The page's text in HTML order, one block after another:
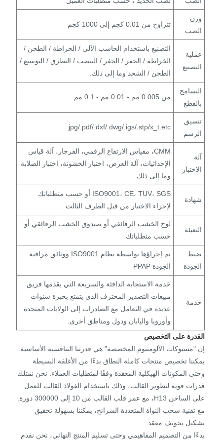
وزن
الصب
تتراوح من 0.01 كجم إلى 1000 كجم
عملية
التصنيع
التصنيع باستخدام الحاسب الآلي / الخراطة / الطحن /
الخراطة / الحفر / الحفر / التنصت / التطرق / التوسيع /
​​الطحن / الشحذ وما إلى ذلك.
التسامح
بالقطع
من 0.005 مم - 0.01 مم - 0.1 مم
تنسيق
الرسم
jpg/.pdf/.dxf/.dwg/.igs/.stp/x_t.etc
آلة
الاختبار
CMM، مقياس الارتفاع الرقمي، الفرجار، آلة قياس
الإحداثيات، آلة العرض، اختبار الخشونة، اختبار الصلابة
وما إلى ذلك
شهادة
ISO9001، CE، TUV، SGS أو حسب متطلباتك
لإجراء الاختبار من قبل الطرف الثالث
التعبئة
لوح الخشب الرقائقي أو صندوق الخشب الرقائقي أو
حسب متطلباتك
ضبط
الجودة
تم إجراؤها بواسطة نظام ISO9001 ووثائق مراقبة
الجودة PPAP
خدمة
خدمة الاستجابة الدافئة والسريعة التي يقدمها فريق
مبيعات التصدير المحترف الذي يتمتع بخبرة سنوات
عديدة في التعامل مع الصادرات إلى الولايات المتحدة
وأوروبا واليابان ودول ومناطق أخرى.
القدرة على التخصيص
إن "مسبوكات الألومنيوم المخصصة" هي قدرتنا التنافسية الأساسية.
يمكننا تخصيص منتجات كاملة النطاق بدءًا من الأغلفة البسيطة
وحتى المكونات الهيكلية المعقدة وفقًا لمتطلبات العملاء. نحن نمتلك
قدرات قوية لتطوير القالب، وذلك باستخدام الفولاذ القالب للعمل
على الساخن H13، مع عمر قلب القالب من 10 إلى 300000 دورة.
مع تقنية سحب النواة المتعددة الشرائح، يمكننا بسهولة تحقيق
تشكيل تجويف معقد.
بدءًا من التصميم المفاهيمي وحتى تسليم المنتج النهائي، نحن نقدم